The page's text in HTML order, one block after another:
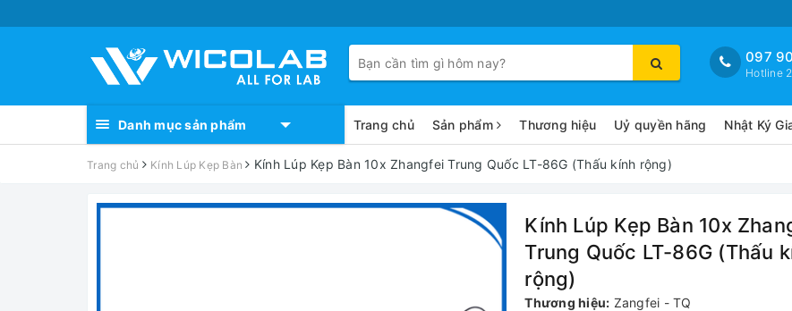
097
Hotline
Danh mục sản phẩm Trang chủ Sản phẩm Thương hiệu Uỷ quyền hãng Nhật Ký
Trang chủ Kính Lúp Kẹp Bàn Kính Lúp Kẹp Bàn 10x Zhangfei Trung Quốc LT-86G (Thấu kính rộng)
Kính Lúp Kẹp Bàn 10x
Trung Quốc LT-86G (Thấu
rộng)
Thương hiệu: Zangfei - TQ